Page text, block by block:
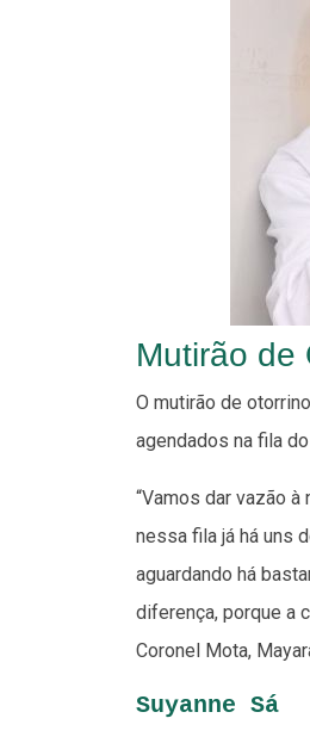
Mutirão de
O mutirão de
agendados na fila
“Vamos dar vazão
nessa fila já há uns
aguardando há
diferença, porque a
Coronel Mota,
Suyanne Sá